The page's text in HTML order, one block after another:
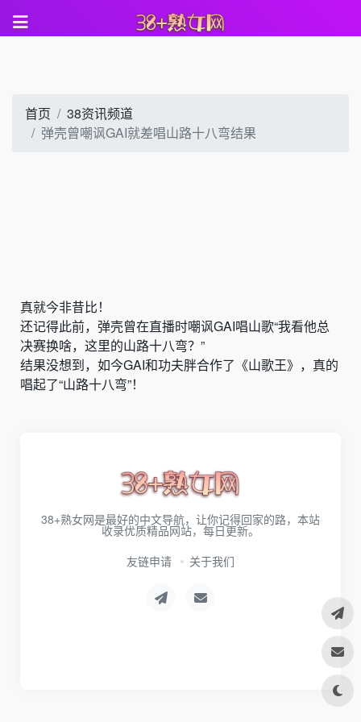
首页
38资讯频道
弹壳曾嘲讽GAI就差唱山路十八弯结果
真就今非昔比！
还记得此前，弹壳曾在直播时嘲讽GAI唱山歌“我看他总
决赛换啥，这里的山路十八弯？”
结果没想到，如今GAI和功夫胖合作了《山歌王》，真的
唱起了“山路十八弯”！
38+熟女网是最好的中文导航，让你记得回家的路，本站
收录优质精品网站，每日更新。
友链申请
关于我们